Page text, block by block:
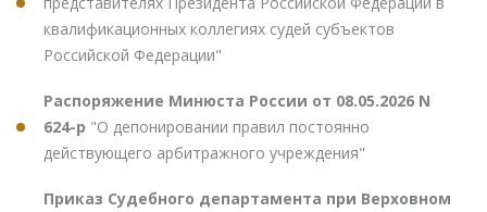
квалификационных коллегиях судей субъектов
Российской Федерации"
Распоряжение Минюста России от 08.05.2026 N
624-р "О депонировании правил постоянно
действующего арбитражного учреждения"
Приказ Судебного департамента при Верховном